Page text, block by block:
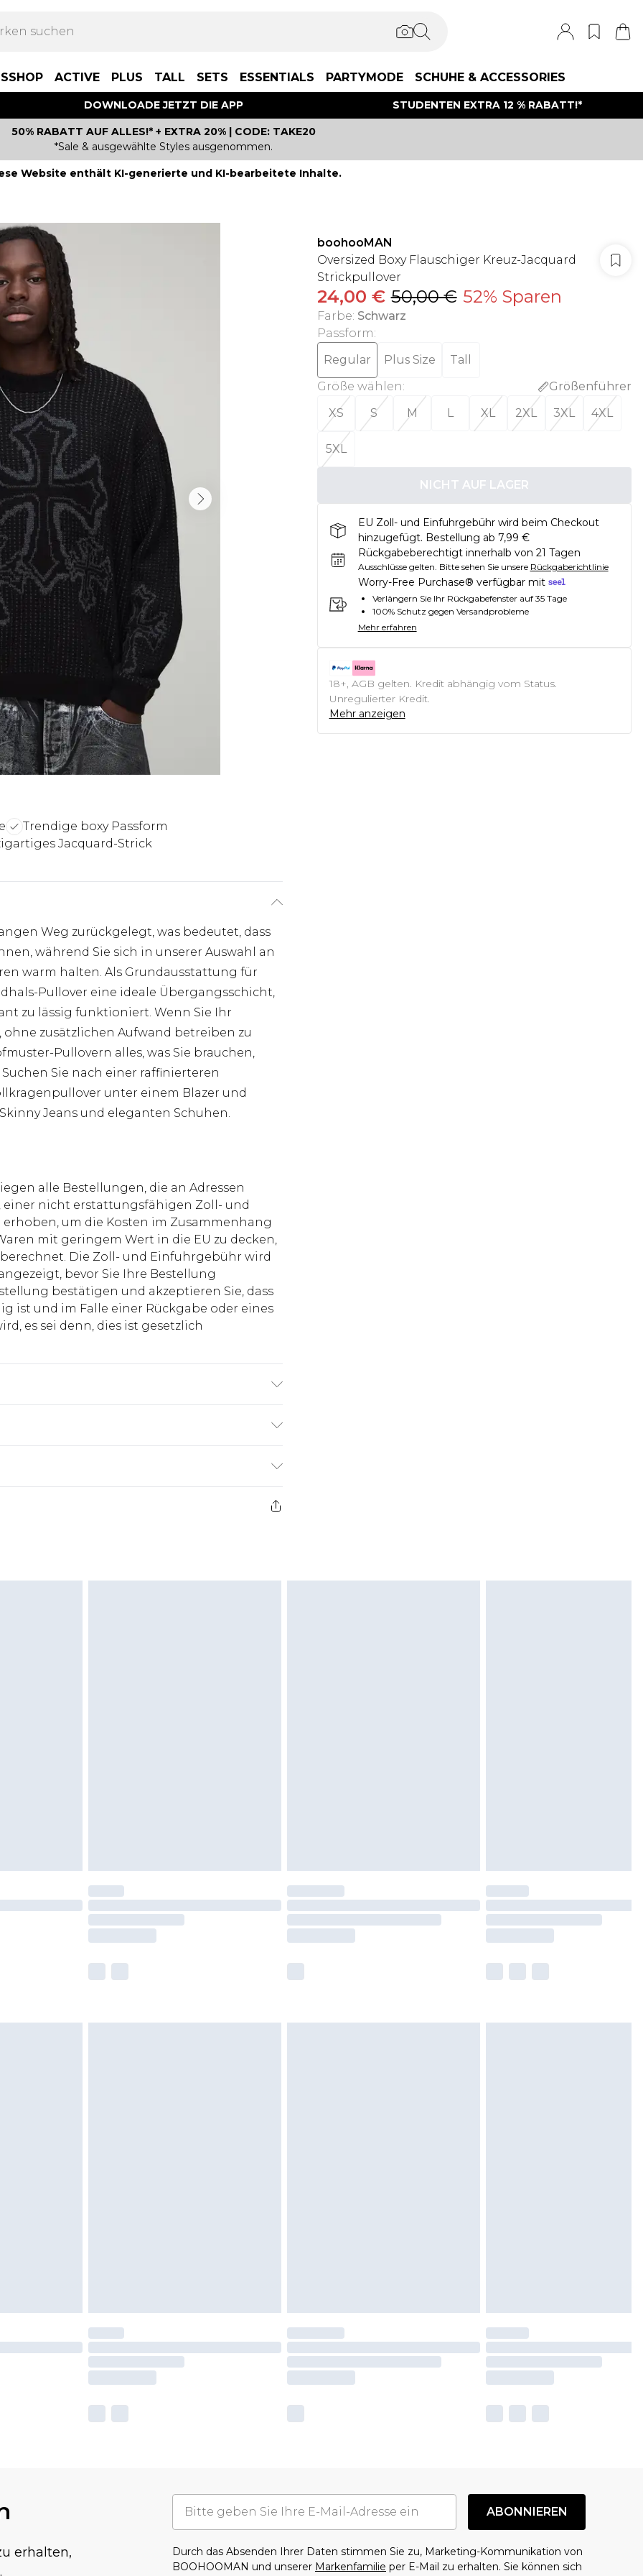
ACTIVE PLUS TALL SETS ESSENTIALS PARTYMODE SCHUHE & ACCESSORIES
DOWNLOADE JETZT DIE APP STUDENTEN EXTRA 12 % RABATT!*
50% RABATT AUF ALLES!* + EXTRA 20% | CODE: TAKE20
*Sale & ausgewählte Styles ausgenommen.
Website enthält KI-generierte und KI-bearbeitete Inhalte.
Trendige boxy Passform
Jacquard-Strick
Weg zurückgelegt, was bedeutet, dass
während Sie sich in unserer Auswahl an
warm halten. Als Grundausstattung für
Pullover eine ideale Übergangsschicht,
zu lässig funktioniert. Wenn Sie Ihr
zusätzlichen Aufwand betreiben zu
Pullovern alles, was Sie brauchen,
Sie nach einer raffinierteren
unter einem Blazer und
Jeans und eleganten Schuhen.
alle Bestellungen, die an Adressen
nicht erstattungsfähigen Zoll- und
um die Kosten im Zusammenhang
mit geringem Wert in die EU zu decken,
Die Zoll- und Einfuhrgebühr wird
bevor Sie Ihre Bestellung
bestätigen und akzeptieren Sie, dass
ist und im Falle einer Rückgabe oder eines
es sei denn, dies ist gesetzlich
€7.99
€14.99
sowie Bademode oder
boohooMAN
Oversized Boxy Flauschiger Kreuz-Jacquard
Strickpullover
24,00 € 50,00 € 52% Sparen
Farbe: Schwarz
Passform:
Regular
Plus Size
Tall
Größe wählen:
Größenführer
XS
S M L XL 2XL 3XL 4XL
5XL
NICHT AUF LAGER
EU Zoll- und Einfuhrgebühr wird beim Checkout
hinzugefügt. Bestellung ab 7,99 €
Rückgabeberechtigt innerhalb von 21 Tagen
Ausschlüsse gelten. Bitte sehen Sie unsere Rückgaberichtlinie
Worry-Free Purchase® verfügbar mit
Verlängern Sie Ihr Rückgabefenster auf 35 Tage
100% Schutz gegen Versandprobleme
Mehr erfahren
18+, AGB gelten. Kredit abhängig vom Status.
Unregulierter Kredit.
Mehr anzeigen
erhalten,
ABONNIEREN
Durch das Absenden Ihrer Daten stimmen Sie zu, Marketing-Kommunikation von
BOOHOOMAN und unserer Markenfamilie per E-Mail zu erhalten. Sie können sich